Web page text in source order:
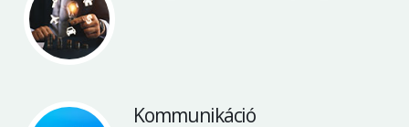
Kommunikáció